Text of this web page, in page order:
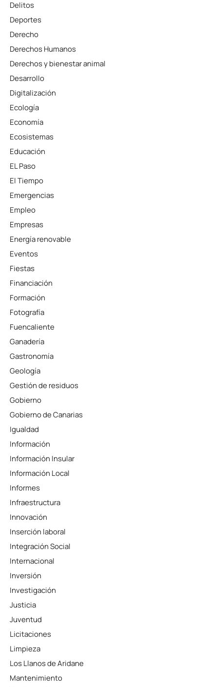
Delitos
Deportes
Derecho
Derechos Humanos
Derechos y bienestar animal
Desarrollo
Digitalización
Ecología
Economía
Ecosistemas
Educación
EL Paso
El Tiempo
Emergencias
Empleo
Empresas
Energía renovable
Eventos
Fiestas
Financiación
Formación
Fotografía
Fuencaliente
Ganadería
Gastronomía
Geología
Gestión de residuos
Gobierno
Gobierno de Canarias
Igualdad
Información
Información Insular
Información Local
Informes
Infraestructura
Innovación
Inserción laboral
Integración Social
Internacional
Inversión
Investigación
Justicia
Juventud
Licitaciones
Limpieza
Los Llanos de Aridane
Mantenimiento